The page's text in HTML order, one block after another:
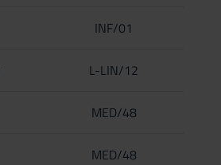
INF/01
L-LIN/12
MED/48
MED/48